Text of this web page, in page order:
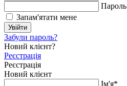
Пароль
Запам'ятати мене
Увійти
Забули пароль?
Новий клієнт?
Реєстрація
Реєстрація
Новий клієнт
Ім'я*